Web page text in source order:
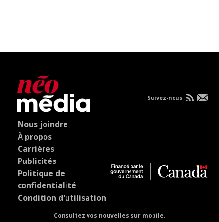
Nous joindre
À propos
Carrières
Publicités
Politique de
confidentialité
Condition d'utilisation
Consultez vos nouvelles sur mobile.
Suivez-nous